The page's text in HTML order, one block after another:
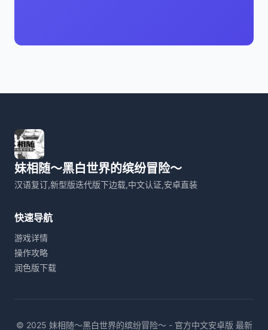
妹相随～黑白世界的缤纷冒险～
汉语复订,新型版迭代版下边载,中文认证,安卓直装
快速导航
游戏详情
操作攻略
润色版下载
© 2025 妹相随～黑白世界的缤纷冒险～ - 官方中文安卓版 最新